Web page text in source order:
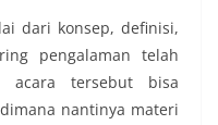
dari konsep, definisi,
pengalaman telah
acara tersebut bisa
nantinya materi